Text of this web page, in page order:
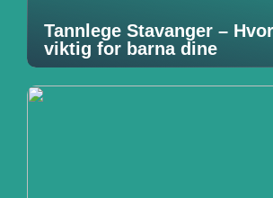
Tannlege Stavanger –
viktig for barna dine